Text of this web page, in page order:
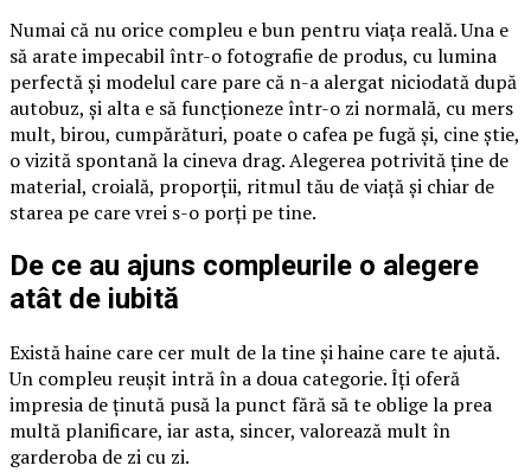
Numai că nu orice compleu e bun pentru viața reală. Una e
să arate impecabil într-o fotografie de produs, cu lumina
perfectă și modelul care pare că n-a alergat niciodată după
autobuz, și alta e să funcționeze într-o zi normală, cu mers
mult, birou, cumpărături, poate o cafea pe fugă și, cine știe,
o vizită spontană la cineva drag. Alegerea potrivită ține de
material, croială, proporții, ritmul tău de viață și chiar de
starea pe care vrei s-o porți pe tine.
De ce au ajuns compleurile o alegere
atât de iubită
Există haine care cer mult de la tine și haine care te ajută.
Un compleu reușit intră în a doua categorie. Îți oferă
impresia de ținută pusă la punct fără să te oblige la prea
multă planificare, iar asta, sincer, valorează mult în
garderoba de zi cu zi.